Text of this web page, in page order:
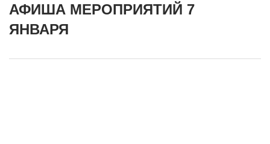
АФИША МЕРОПРИЯТИЙ 7
ЯНВАРЯ